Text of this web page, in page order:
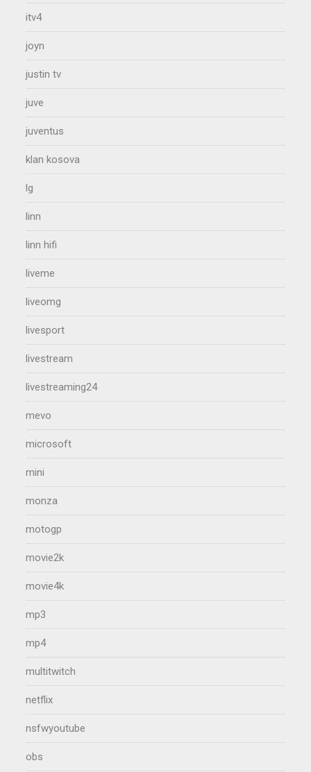
itv4
joyn
justin tv
juve
juventus
klan kosova
lg
linn
linn hifi
liveme
liveomg
livesport
livestream
livestreaming24
mevo
microsoft
mini
monza
motogp
movie2k
movie4k
mp3
mp4
multitwitch
netflix
nsfwyoutube
obs